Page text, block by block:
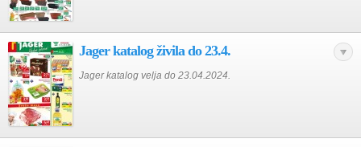
Jager katalog živila do 23.4.
Jager katalog velja do 23.04.2024.